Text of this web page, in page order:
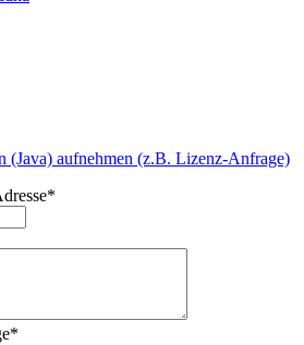
(Java) aufnehmen (z.B. Lizenz-Anfrage)
*
*